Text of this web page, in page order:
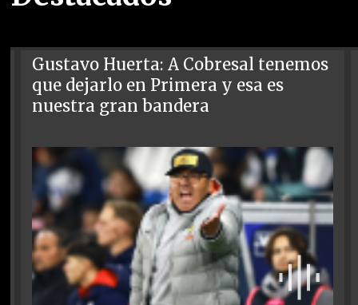
Gustavo Huerta: A Cobresal tenemos
que dejarlo en Primera y esa es
nuestra gran bandera